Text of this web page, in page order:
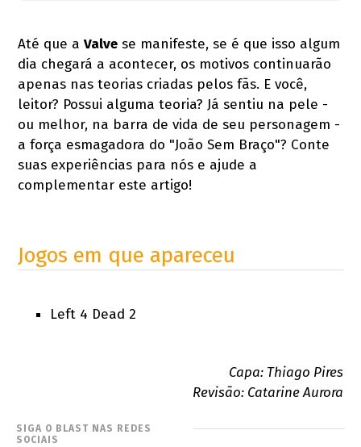
Até que aValve se manifeste, se é que isso algum
dia chegará a acontecer, os motivos continuarão
apenas nas teorias criadas pelos fãs. E você,
leitor? Possui alguma teoria? Já sentiu na pele -
ou melhor, na barra de vida de seu personagem -
a força esmagadora do "João Sem Braço"? Conte
suas experiências para nós e ajude a
complementar este artigo!
Jogos em que apareceu
Left 4 Dead 2
Capa: Thiago Pires
Revisão: Catarine Aurora
SIGA O BLAST NAS REDES
SOCIAIS